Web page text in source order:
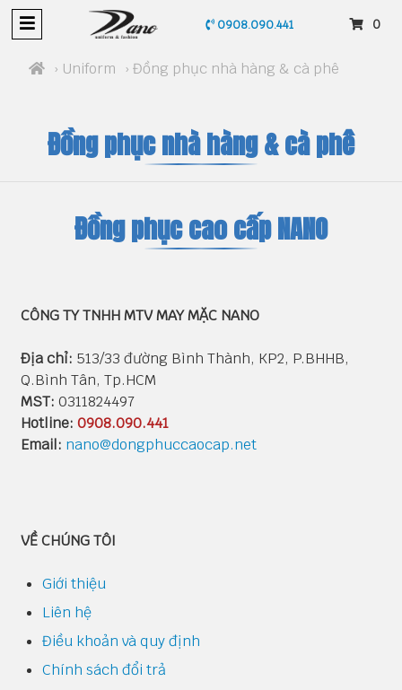
0908.090.441 0
› Uniform › Đồng phục nhà hàng & cà phê
Đồng phục nhà hàng & cà phê
Đồng phục cao cấp NANO
CÔNG TY TNHH MTV MAY MẶC NANO
Địa chỉ: 513/33 đường Bình Thành, KP2, P.BHHB,
Q.Bình Tân, Tp.HCM
MST: 0311824497
Hotline:0908.090.441
Email: nano@dongphuccaocap.net
VỀ CHÚNG TÔI
Giới thiệu
Liên hệ
Điều khoản và quy định
Chính sách đổi trả